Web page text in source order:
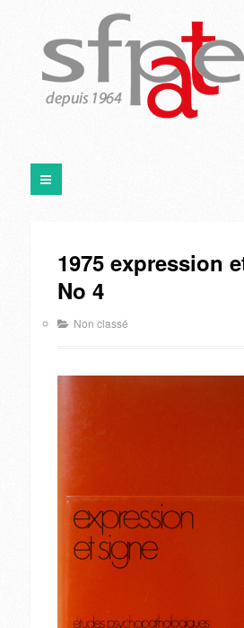
1975 expression
No 4
Non classé